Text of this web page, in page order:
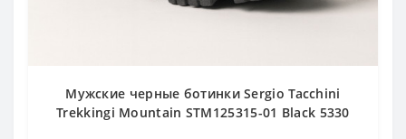
Мужские черные ботинки Sergio Tacchini
Trekkingi Mountain STM125315-01 Black 5330